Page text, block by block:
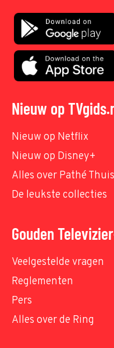
Nieuw op
Nieuw op Netflix
Nieuw op Disney+
Alles over Pathé Thuis
De leukste collecties
Gouden
Veelgestelde vragen
Reglementen
Pers
Alles over de Ring